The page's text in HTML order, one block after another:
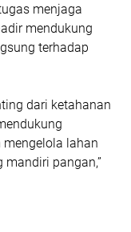
menjaga
mendukung
terhadap
dari ketahanan
lahan
pangan,”